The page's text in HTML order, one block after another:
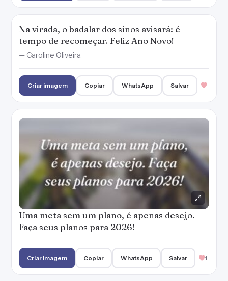
Na virada, o badalar dos sinos avisará: é
tempo de recomeçar. Feliz Ano Novo!
— Caroline Oliveira
Criar imagem Copiar WhatsApp Salvar
Uma meta sem um plano, é apenas desejo.
Faça seus planos para 2026!
Criar imagem Copiar WhatsApp Salvar 1